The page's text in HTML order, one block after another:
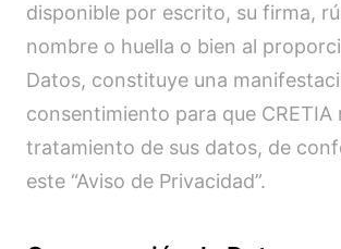
disponible por escrito, su firma,
nombre o huella o bien al
Datos, constituye una
consentimiento para que CRETIA
tratamiento de sus datos, de
este “Aviso de Privacidad”.